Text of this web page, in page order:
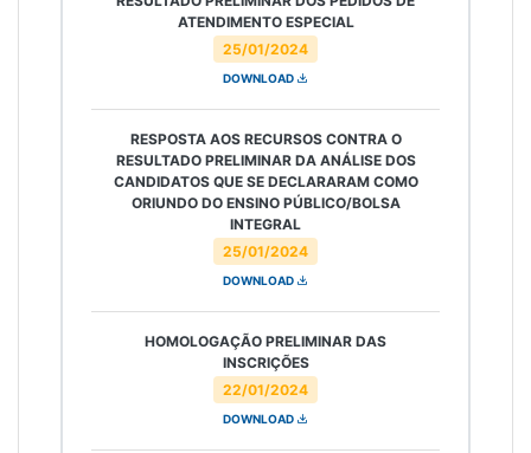
25/01/2024
ATENDIMENTO ESPECIAL
DOWNLOAD
25/01/2024
RESPOSTA AOS RECURSOS CONTRA O
RESULTADO PRELIMINAR DA ANÁLISE DOS
CANDIDATOS QUE SE DECLARARAM COMO
ORIUNDO DO ENSINO PÚBLICO/BOLSA
INTEGRAL
DOWNLOAD
22/01/2024
HOMOLOGAÇÃO PRELIMINAR DAS
INSCRIÇÕES
DOWNLOAD